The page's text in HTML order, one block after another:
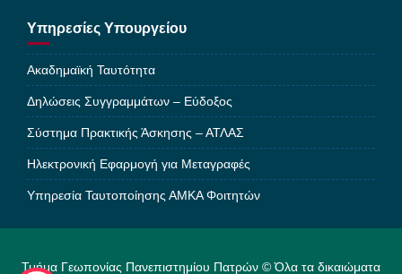
Υπηρεσίες Υπουργείου
Ακαδημαϊκή Ταυτότητα
Δηλώσεις Συγγραμμάτων – Εύδοξος
Σύστημα Πρακτικής Άσκησης – ΑΤΛΑΣ
Ηλεκτρονική Εφαρμογή για Μεταγραφές
Υπηρεσία Ταυτοποίησης ΑΜΚΑ Φοιτητών
Τμήμα Γεωπονίας Πανεπιστημίου Πατρών © Όλα τα δικαιώματα